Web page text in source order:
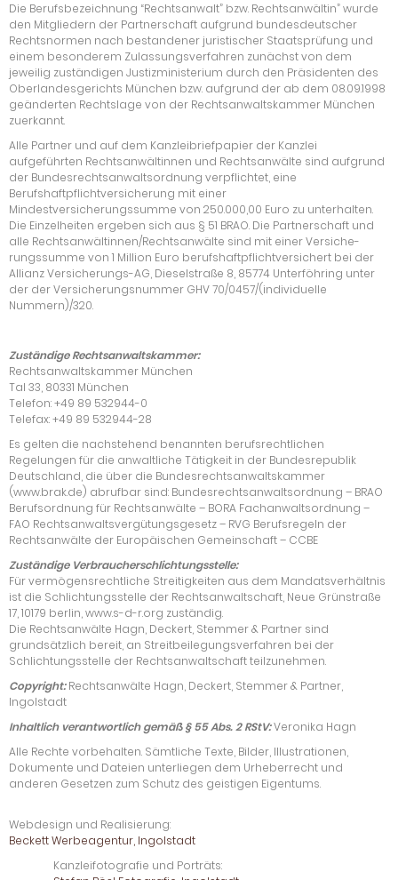
Die Berufsbezeichnung “Rechtsanwalt” bzw. Rechtsanwältin” wurde
den Mitgliedern der Partnerschaft aufgrund bundesdeutscher
Rechtsnormen nach bestandener juristischer Staatsprüfung und
einem besonderem Zulassungsverfahren zunächst von dem
jeweilig zuständigen Justizministerium durch den Präsidenten des
Oberlandesgerichts München bzw. aufgrund der ab dem 08.09.1998
geänderten Rechtslage von der Rechtsanwaltskammer München
zuerkannt.
Alle Partner und auf dem Kanzleibriefpapier der Kanzlei
aufgeführten Rechtsanwältinnen und Rechtsanwälte sind aufgrund
der Bundesrechtsanwaltsordnung verpflichtet, eine
Berufshaftpflichtversicherung mit einer
Mindestversicherungssumme von 250.000,00 Euro zu unterhalten.
Die Einzelheiten ergeben sich aus § 51 BRAO. Die Partnerschaft und
alle Rechtsanwältinnen/Rechtsanwälte sind mit einer Versiche-
rungssumme von 1 Million Euro berufshaftpflichtversichert bei der
Allianz Versicherungs-AG, Dieselstraße 8, 85774 Unterföhring unter
der der Versicherungsnummer GHV 70/0457/(individuelle
Nummern)/320.
Zuständige Rechtsanwaltskammer:
Rechtsanwaltskammer München
Tal 33, 80331 München
Telefon: +49 89 532944-0
Telefax: +49 89 532944-28
Es gelten die nachstehend benannten berufsrechtlichen
Regelungen für die anwaltliche Tätigkeit in der Bundesrepublik
Deutschland, die über die Bundesrechtsanwaltskammer
(www.brak.de) abrufbar sind: Bundesrechtsanwaltsordnung – BRAO
Berufsordnung für Rechtsanwälte – BORA Fachanwaltsordnung –
FAO Rechtsanwaltsvergütungsgesetz – RVG Berufsregeln der
Rechtsanwälte der Europäischen Gemeinschaft – CCBE
Zuständige Verbraucherschlichtungsstelle:
Für vermögensrechtliche Streitigkeiten aus dem Mandatsverhältnis
ist die Schlichtungsstelle der Rechtsanwaltschaft, Neue Grünstraße
17, 10179 berlin, www.s-d-r.org zuständig.
Die Rechtsanwälte Hagn, Deckert, Stemmer & Partner sind
grundsätzlich bereit, an Streitbeilegungsverfahren bei der
Schlichtungsstelle der Rechtsanwaltschaft teilzunehmen.
Copyright:Rechtsanwälte Hagn, Deckert, Stemmer & Partner,
Ingolstadt
Inhaltlich verantwortlich gemäß § 55 Abs. 2 RStV:Veronika Hagn
Alle Rechte vorbehalten. Sämtliche Texte, Bilder, Illustrationen,
Dokumente und Dateien unterliegen dem Urheberrecht und
anderen Gesetzen zum Schutz des geistigen Eigentums.
Webdesign und Realisierung:
Beckett Werbeagentur, Ingolstadt
Kanzleifotografie und Porträts: